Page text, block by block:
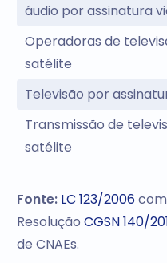
áudio por assinatura
Operadoras de
satélite
Televisão por
Transmissão de
satélite
Fonte: LC 123/2006
ResoluçãoCGSN 140/
de CNAEs.